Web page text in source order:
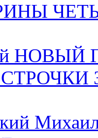
НОВЫЙ